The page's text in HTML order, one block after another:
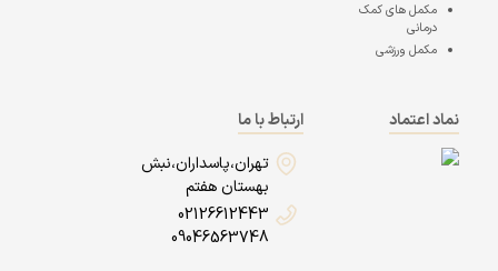
مکمل های کمک
درمانی
مکمل ورزشی
نماد اعتماد
ارتباط با ما
تهران،پاسداران،نبش
بهستان هفتم
02126612443
09046563748